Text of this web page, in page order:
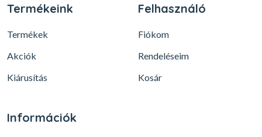
Termékeink
Termékek
Akciók
Kiárusítás
Felhasználó
Fiókom
Rendeléseim
Kosár
Információk